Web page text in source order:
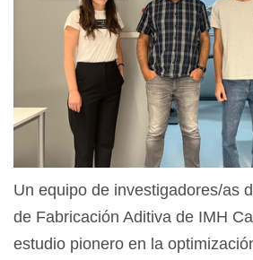
Un equipo de investigadores/as
de Fabricación Aditiva de IMH
estudio pionero en la